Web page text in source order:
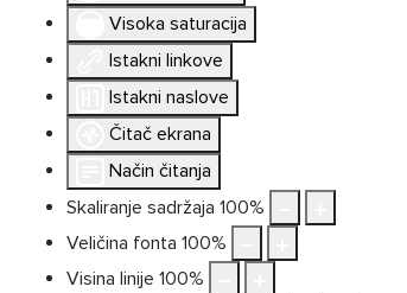
Visoka saturacija
Istakni linkove
Istakni naslove
Čitač ekrana
Način čitanja
Skaliranje sadržaja 100%
Veličina fonta 100%
Visina linije 100%